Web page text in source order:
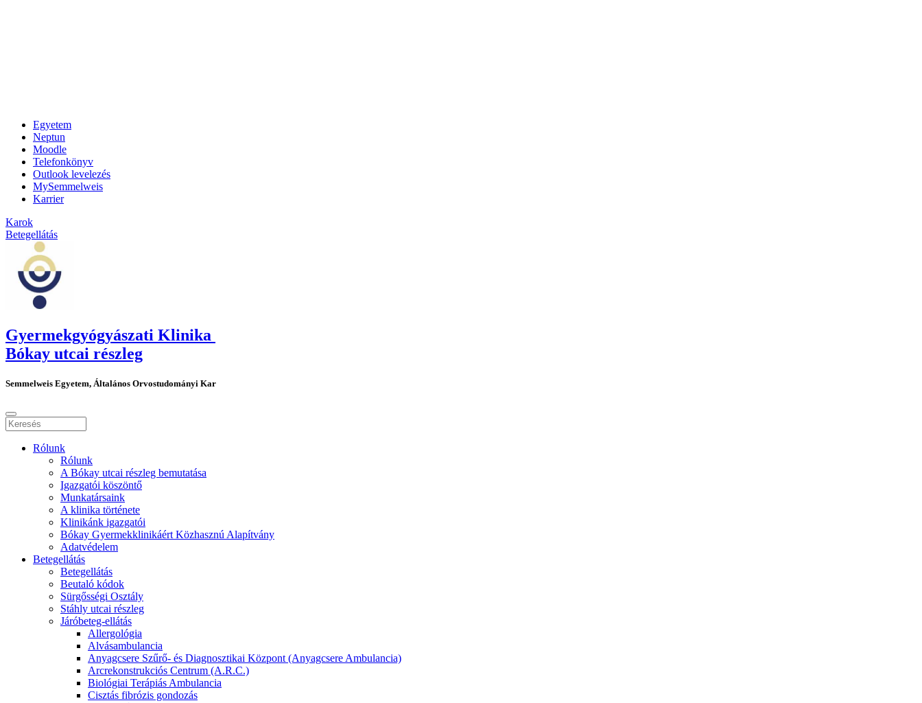
Egyetem
Neptun
Moodle
Telefonkönyv
Outlook levelezés
MySemmelweis
Karrier
Karok
Betegellátás
Gyermekgyógyászati Klinika
Bókay utcai részleg
Semmelweis Egyetem, Általános Orvostudományi Kar
Rólunk
Rólunk
A Bókay utcai részleg bemutatása
Igazgatói köszöntő
Munkatársaink
A klinika története
Klinikánk igazgatói
Bókay Gyermekklinikáért Közhasznú Alapítvány
Adatvédelem
Betegellátás
Betegellátás
Beutaló kódok
Sürgősségi Osztály
Stáhly utcai részleg
Járóbeteg-ellátás
Allergológia
Alvásambulancia
Anyagcsere Szűrő- és Diagnosztikai Központ (Anyagcsere Ambulancia)
Arcrekonstrukciós Centrum (A.R.C.)
Biológiai Terápiás Ambulancia
Cisztás fibrózis gondozás